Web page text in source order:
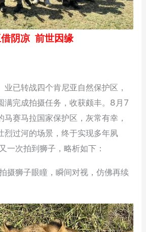
阴凉 前世因缘
已转战四个肯尼亚自然保护区，
满完成拍摄任务，收获颇丰。8月7
马赛马拉国家保护区，灰常有幸，
烈过河的场景，终于实现多年夙
一次拍到狮子，略析如下：
摄狮子眼瞳，瞬间对视，仿佛再续